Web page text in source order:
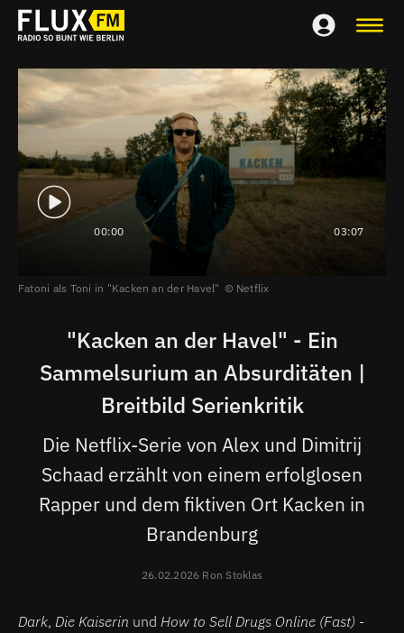
00:00 03:07
Fatoni als Toni in "Kacken an der Havel" Netflix
"Kacken an der Havel" - Ein
Sammelsurium an Absurditäten |
Breitbild Serienkritik
Die Netflix-Serie von Alex und Dimitrij
Schaad erzählt von einem erfolglosen
Rapper und dem fiktiven Ort Kacken in
Brandenburg
26.02.2026 Ron Stoklas
Dark, Die Kaiserin und How to Sell Drugs Online (Fast) -